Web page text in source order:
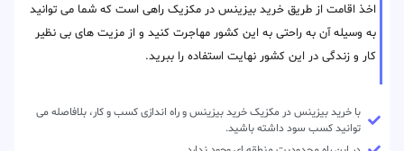
اخذ اقامت از طریق خرید بیزینس در مکزیک راهی است که شما می توانید
به وسیله آن به راحتی به این کشور مهاجرت کنید و از مزیت های بی نظیر
کار و زندگی در این کشور نهایت استفاده را ببرید.
با خرید بیزینس در مکزیک خرید بیزینس و راه اندازی کسب و کار، بلافاصله می
توانید کسب سود داشته باشید.